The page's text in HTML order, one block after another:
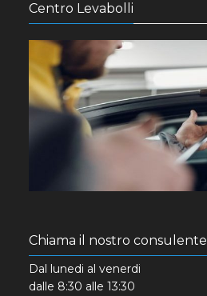
Centro Levabolli
Chiama il nostro consulente
Dal lunedi al venerdi
dalle 8:30 alle 13:30